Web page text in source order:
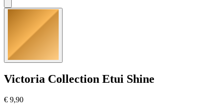
Victoria Collection Etui Shine
€ 9,90